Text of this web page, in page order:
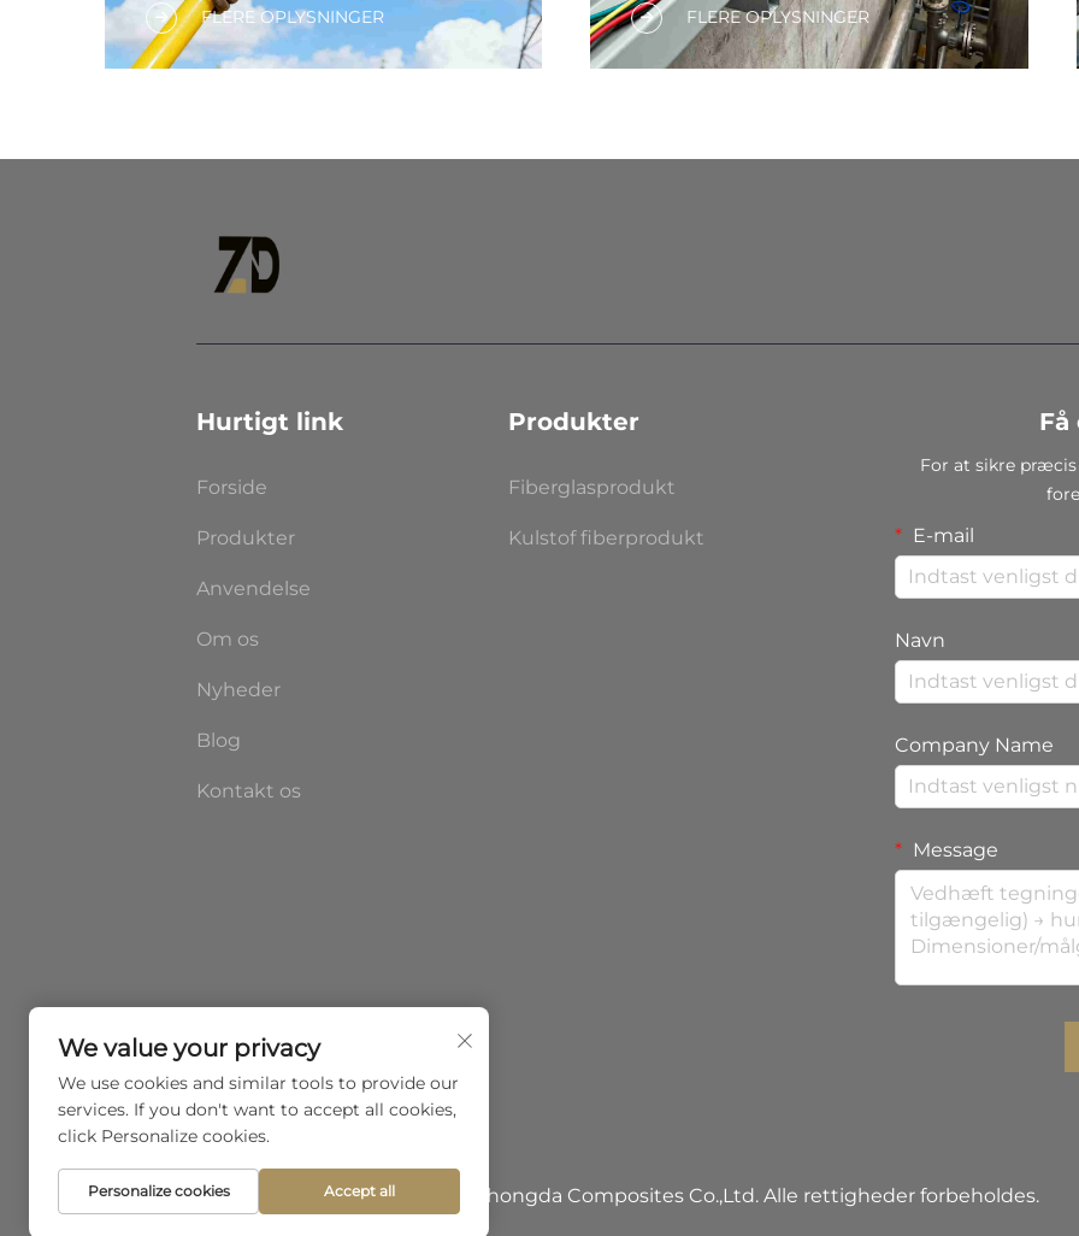
FLERE OPLYSNINGER FLERE OPLYSNINGER
Hurtigt link
Forside
Produkter
Anvendelse
Om os
Nyheder
Blog
Kontakt os
Produkter
Fiberglasprodukt
Kulstof fiberprodukt
For at sikre
E-mail
Navn
Company Name
Message
Copyright © 2026 Shenzhen Zhongda Composites Co.,Ltd. Alle rettigheder forbeholdes.
We value your privacy
We use cookies and similar tools to provide our
services. If you don't want to accept all cookies,
click Personalize cookies.
Personalize cookies Accept all